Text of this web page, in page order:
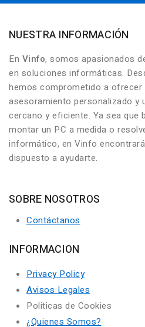
NUESTRA INFORMACIÓN
En Vinfo, somos apasionados
en soluciones informáticas.
hemos comprometido a ofrecer
asesoramiento personalizado y
cercano y eficiente. Ya sea que
montar un PC a medida o
informático, en Vinfo
dispuesto a ayudarte.
SOBRE NOSOTROS
Contáctanos
INFORMACION
Privacy Policy
Avisos Legales
Politicas de Cookies
¿Quienes Somos?